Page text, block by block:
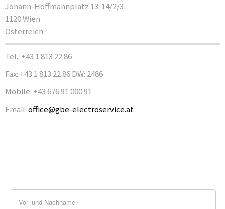
Johann-Hoffmannplatz 13-14/2/3
1120 Wien
Österreich
Tel.: +43 1 813 22 86
Fax: +43 1 813 22 86 DW: 2486
Mobile: +43 676 91 000 91
Email:office@gbe-electroservice.at